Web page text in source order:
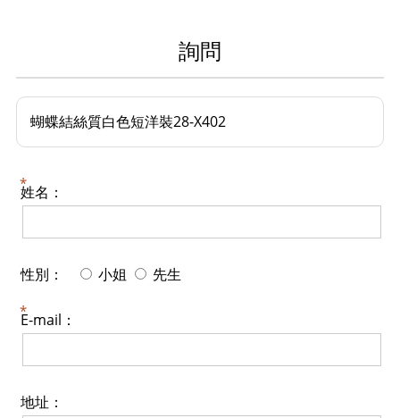
詢問
蝴蝶結絲質白色短洋裝28-X402
姓名：
性別： 小姐 先生
E-mail：
地址：